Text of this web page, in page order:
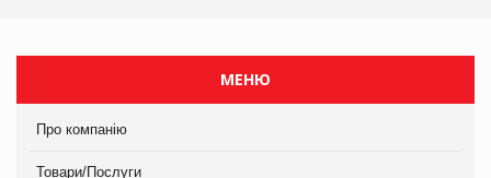
МЕНЮ
Про компанію
Товари/Послуги